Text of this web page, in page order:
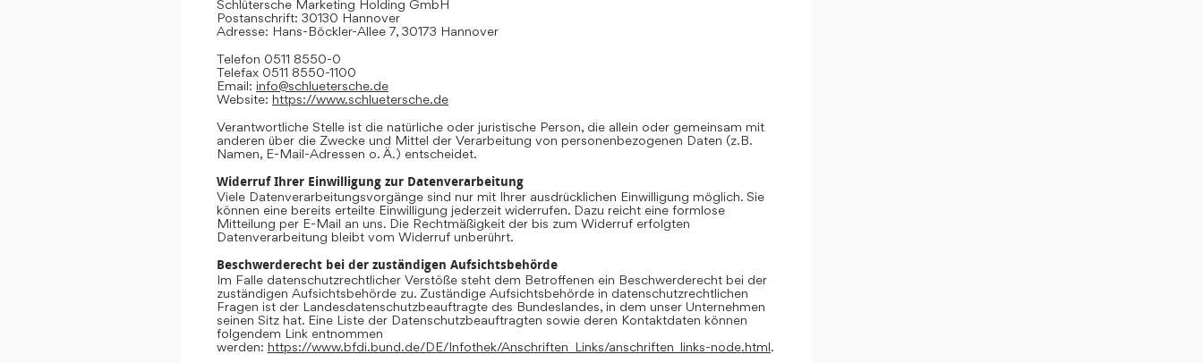
Schlütersche Marketing Holding GmbH
Postanschrift: 30130 Hannover
Adresse: Hans-Böckler-Allee 7, 30173 Hannover
Telefon 0511 8550-0
Telefax 0511 8550-1100
Email: info@schluetersche.de
Website: https://www.schluetersche.de
Verantwortliche Stelle ist die natürliche oder juristische Person, die allein oder gemeinsam mit
anderen über die Zwecke und Mittel der Verarbeitung von personenbezogenen Daten (z.B.
Namen, E-Mail-Adressen o. Ä.) entscheidet.
Widerruf Ihrer Einwilligung zur Datenverarbeitung
Viele Datenverarbeitungsvorgänge sind nur mit Ihrer ausdrücklichen Einwilligung möglich. Sie
können eine bereits erteilte Einwilligung jederzeit widerrufen. Dazu reicht eine formlose
Mitteilung per E-Mail an uns. Die Rechtmäßigkeit der bis zum Widerruf erfolgten
Datenverarbeitung bleibt vom Widerruf unberührt.
Beschwerderecht bei der zuständigen Aufsichtsbehörde
Im Falle datenschutzrechtlicher Verstöße steht dem Betroffenen ein Beschwerderecht bei der
zuständigen Aufsichtsbehörde zu. Zuständige Aufsichtsbehörde in datenschutzrechtlichen
Fragen ist der Landesdatenschutzbeauftragte des Bundeslandes, in dem unser Unternehmen
seinen Sitz hat. Eine Liste der Datenschutzbeauftragten sowie deren Kontaktdaten können
folgendem Link entnommen
werden: https://www.bfdi.bund.de/DE/Infothek/Anschriften_Links/anschriften_links-node.html.